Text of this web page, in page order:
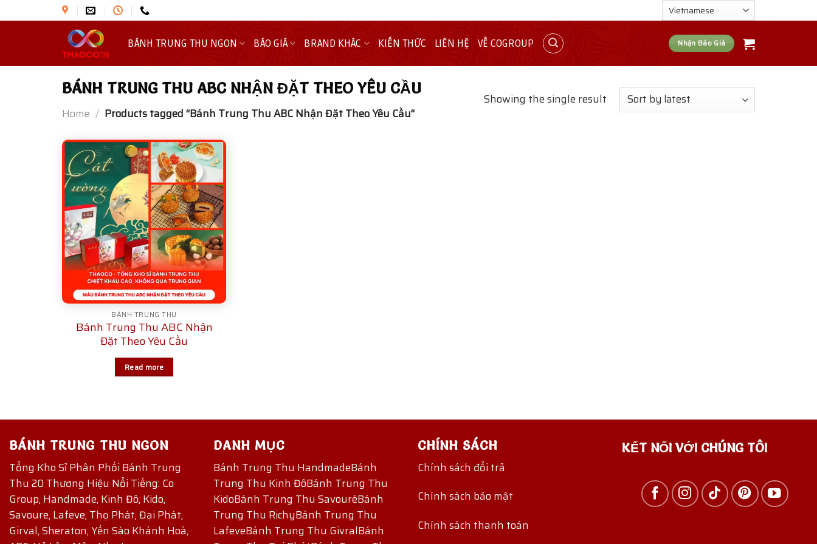
to
BÁNH TRUNG THU NGON BÁO GIÁ BRAND KHÁC KIẾN THỨC LIÊN HỆ VỀ COGROUP Nhận Báo Giá
BÁNH TRUNG THU ABC NHẬN ĐẶT THEO YÊU CẦU
Home / Products tagged “Bánh Trung Thu ABC Nhận Đặt Theo Yêu Cầu”
Showing the single result
BÁNH TRUNG THU
Bánh Trung Thu ABC Nhận
Đặt Theo Yêu Cầu
Read more
BÁNH TRUNG THU NGON
Tổng Kho Sỉ Phân Phối Bánh Trung
Thu 20 Thương Hiệu Nổi Tiếng: Co
Group, Handmade, Kinh Đô, Kido,
Savoure, Lafeve, Thọ Phát, Đại Phát,
Girval, Sheraton, Yến Sào Khánh Hoà,
DANH MỤC
Bánh Trung Thu HandmadeBánh
Trung Thu Kinh ĐôBánh Trung Thu
KidoBánh Trung Thu SavouréBánh
Trung Thu RichyBánh Trung Thu
LafeveBánh Trung Thu GivralBánh
CHÍNH SÁCH
Chính sách đổi trả
Chính sách bảo mật
Chính sách thanh toán
KẾT NỐI VỚI CHÚNG TÔI